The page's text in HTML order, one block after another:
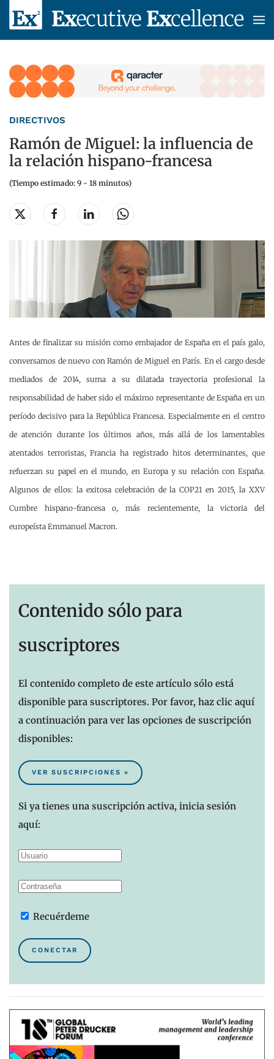
Skip to main content
DIRECTIVOS
Ramón de Miguel: la influencia de
la relación hispano-francesa
(Tiempo estimado: 9 - 18 minutos)
Antes de finalizar su misión como embajador de España en el país galo,
conversamos de nuevo con Ramón de Miguel en París. En el cargo desde
mediados de 2014, suma a su dilatada trayectoria profesional la
responsabilidad de haber sido el máximo representante de España en un
período decisivo para la República Francesa. Especialmente en el centro
de atención durante los últimos años, más allá de los lamentables
atentados terroristas, Francia ha registrado hitos determinantes, que
refuerzan su papel en el mundo, en Europa y su relación con España.
Algunos de ellos: la exitosa celebración de la COP21 en 2015, la XXV
Cumbre hispano-francesa o, más recientemente, la victoria del
europeísta Emmanuel Macron.
Contenido sólo para
suscriptores
El contenido completo de este artículo sólo está
disponible para suscriptores. Por favor, haz clic aquí
a continuación para ver las opciones de suscripción
disponibles:
VER SUSCRIPCIONES »
Si ya tienes una suscripción activa, inicia sesión
aquí:
Recuérdeme
CONECTAR